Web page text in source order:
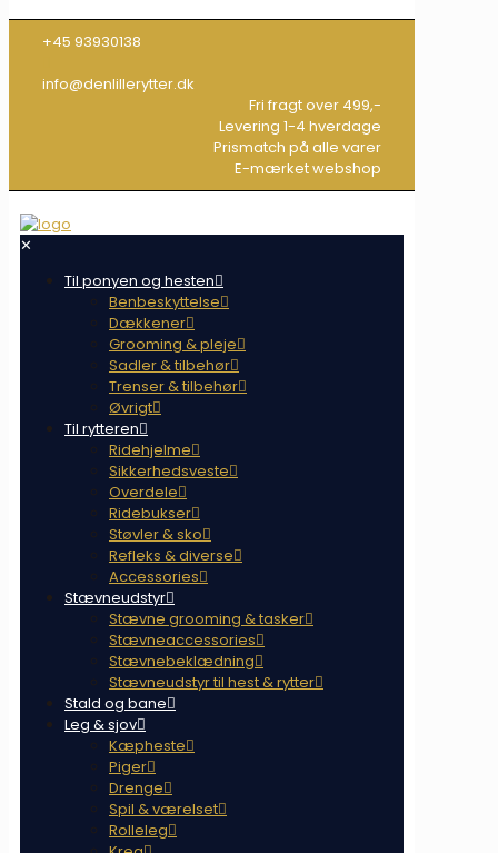
+45 93930138
info@denlillerytter.dk
Fri fragt over 499,-
Levering 1-4 hverdage
Prismatch på alle varer
E-mærket webshop
✕
Til ponyen og hesten
Benbeskyttelse
Dækkener
Grooming & pleje
Sadler & tilbehør
Trenser & tilbehør
Øvrigt
Til rytteren
Ridehjelme
Sikkerhedsveste
Overdele
Ridebukser
Støvler & sko
Refleks & diverse
Accessories
Stævneudstyr
Stævne grooming & tasker
Stævneaccessories
Stævnebeklædning
Stævneudstyr til hest & rytter
Stald og bane
Leg & sjov
Kæpheste
Piger
Drenge
Spil & værelset
Rolleleg